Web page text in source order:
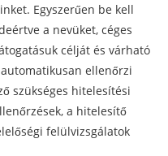
Egyszerűen be kell
a nevüket, céges
célját és várható
ellenőrzi
szükséges hitelesítési
a hitelesítő
felülvizsgálatok